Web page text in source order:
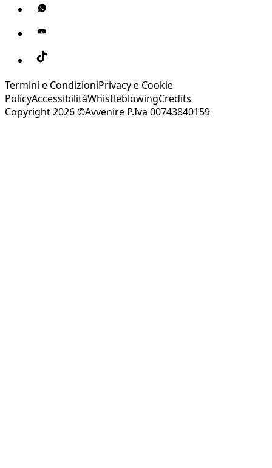
Termini e CondizioniPrivacy e Cookie
PolicyAccessibilitàWhistleblowingCredits
Copyright 2026 ©Avvenire P.Iva 00743840159